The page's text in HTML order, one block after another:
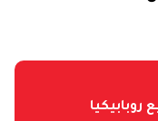
روبابيكيا